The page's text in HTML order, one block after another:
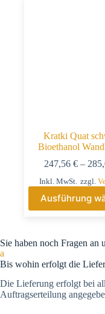
Kratki Quat
Bioethanol
247,56 € –
Inkl. MwSt. zzgl.
Ausführung
Sie haben noch Fragen an
a
Bis wohin erfolgt die
Die Lieferung erfolgt bei
Auftragserteilung